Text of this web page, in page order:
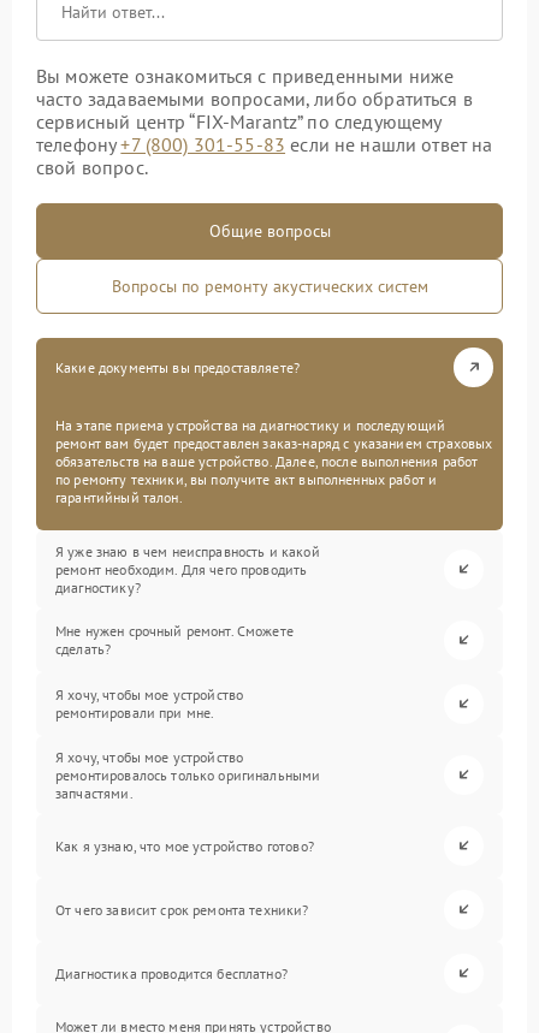
Вы можете ознакомиться с приведенными ниже
часто задаваемыми вопросами, либо обратиться в
сервисный центр “FIX-Marantz” по следующему
телефону+7 (800) 301-55-83 если не нашли ответ на
свой вопрос.
Общие вопросы
Вопросы по ремонту акустических систем
Какие документы вы предоставляете?
На этапе приема устройства на диагностику и последующий
ремонт вам будет предоставлен заказ-наряд с указанием страховых
обязательств на ваше устройство. Далее, после выполнения работ
по ремонту техники, вы получите акт выполненных работ и
гарантийный талон.
Я уже знаю в чем неисправность и какой
ремонт необходим. Для чего проводить
диагностику?
Мне нужен срочный ремонт. Сможете
сделать?
Я хочу, чтобы мое устройство
ремонтировали при мне.
Я хочу, чтобы мое устройство
ремонтировалось только оригинальными
запчастями.
Как я узнаю, что мое устройство готово?
От чего зависит срок ремонта техники?
Диагностика проводится бесплатно?
Может ли вместо меня принять устройство